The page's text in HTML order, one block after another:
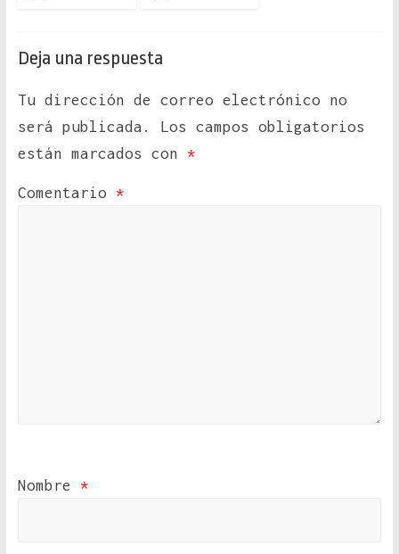
Deja una respuesta
Tu dirección de correo electrónico no
será publicada.
Los campos obligatorios
están marcados con *
Comentario *
Nombre *